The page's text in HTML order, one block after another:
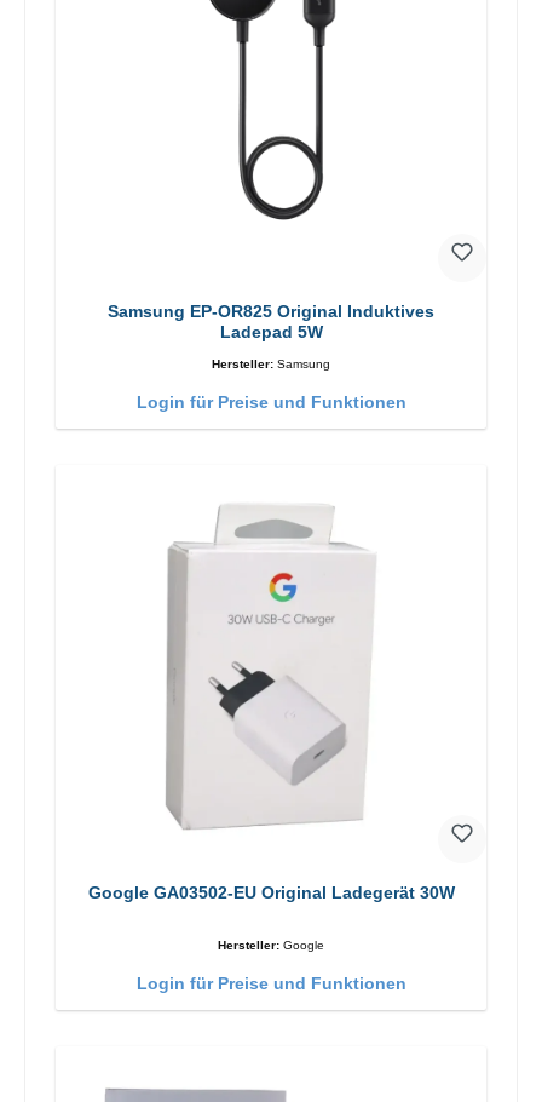
Samsung EP-OR825 Original Induktives
Ladepad 5W
Hersteller: Samsung
Login für Preise und Funktionen
Google GA03502-EU Original Ladegerät 30W
Hersteller: Google
Login für Preise und Funktionen